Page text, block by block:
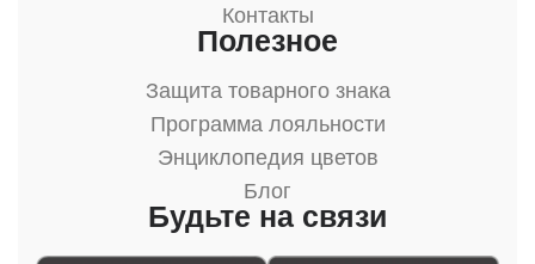
Контакты
Полезное
Защита товарного знака
Программа лояльности
Энциклопедия цветов
Блог
Будьте на связи